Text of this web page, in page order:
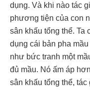
dụng. Và khi nào tác
phương tiện của con
sân khấu tổng thể. Ta
dụng cái bản pha
như bức tranh một
đủ mầu. Nó ấm áp
sân khấu tổng thể,